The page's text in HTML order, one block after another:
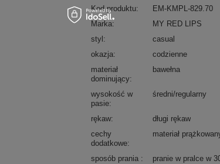
Kod produktu
EM-KMPL-829.70
Marka
MY RED LIPS
styl
casual
okazja
codzienne
materiał
dominujący
bawełna
wysokość w
pasie
średni/regularny
rękaw
długi rękaw
cechy
dodatkowe
materiał
sposób prania
pranie w pralce w